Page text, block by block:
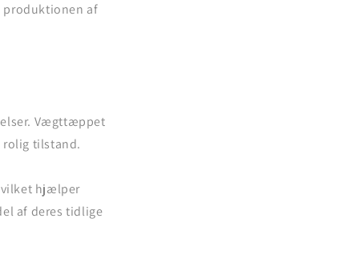
produktionen af
Vægttæppet
rolig tilstand.
hjælper
af deres tidlige